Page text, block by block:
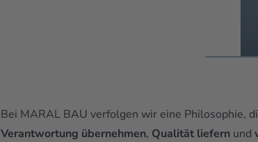
Bei MARAL BAU verfolgen wir eine Philosophie,
Verantwortung übernehmen, Qualität liefern und